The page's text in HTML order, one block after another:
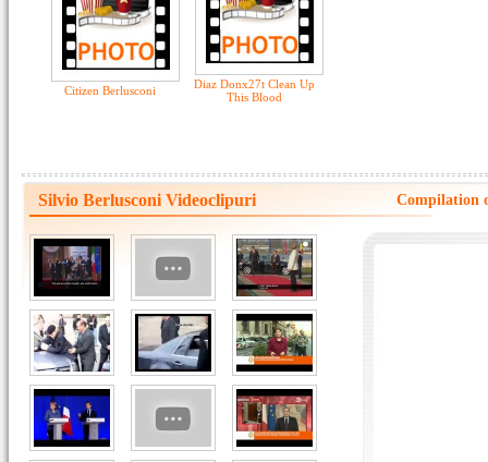
Citizen Berlusconi
Diaz Donx27t Clean Up
This Blood
Silvio Berlusconi Videoclipuri Compilation